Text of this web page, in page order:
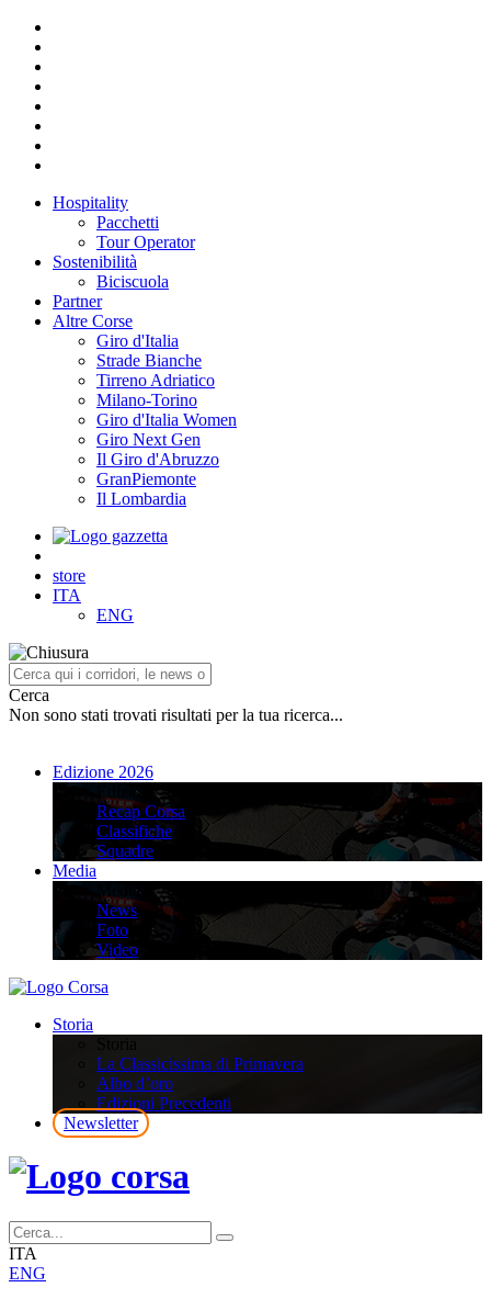
Hospitality
Pacchetti
Tour Operator
Sostenibilità
Biciscuola
Partner
Altre Corse
Giro d'Italia
Strade Bianche
Tirreno Adriatico
Milano-Torino
Giro d'Italia Women
Giro Next Gen
Il Giro d'Abruzzo
GranPiemonte
Il Lombardia
store
ITA
ENG
Cerca
Non sono stati trovati risultati per la tua ricerca...
Edizione 2026
Edizione 2026
Recap Corsa
Classifiche
Squadre
Media
Media
News
Foto
Video
Storia
La Classicissima di Primavera
Albo d’oro
Edizioni Precedenti
Newsletter
ITA
ENG